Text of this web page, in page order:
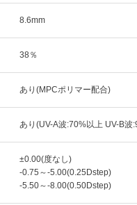
8.6mm
38％
あり(MPCポリマー配合)
あり(UV-A波:70%以上 UV-B波
±0.00(度なし)
-0.75～-5.00(0.25Dstep)
-5.50～-8.00(0.50Dstep)